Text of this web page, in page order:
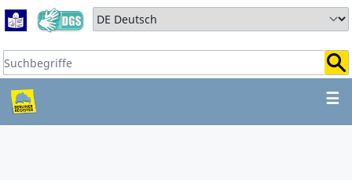
Zum Hauptbereich springen
Zum Hauptmenü springen
Sprache auswählen:
Suchbegriffe:
☰
ZUM HAUPTBEREICH